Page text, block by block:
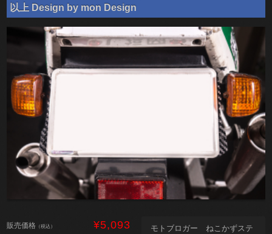
以上 Design by mon Design
販売価格 （税込） ¥5,093
モトブロガー ねこかずステ